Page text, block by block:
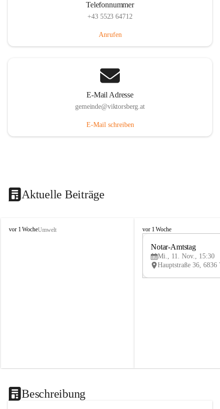
Telefonnummer
+43 5523 64712
Anrufen
E-Mail Adresse
gemeinde@viktorsberg.at
E-Mail schreiben
Aktuelle Beiträge
V
vor 1 WocheUmwelt
V
vor 1 Woche
Notar-Amtstag
Mi., 11. Nov., 15:30
Beschreibung